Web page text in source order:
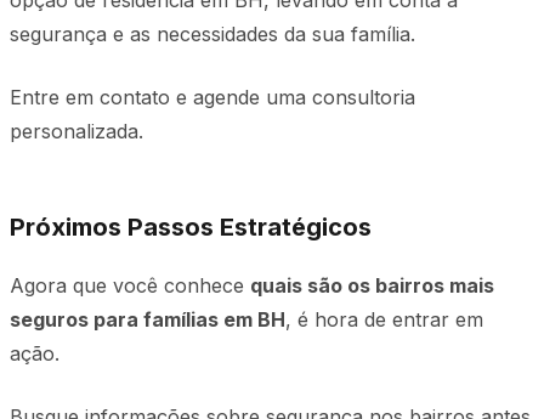
segurança e as necessidades da sua família.
Entre em contato e agende uma consultoria
personalizada.
Próximos Passos Estratégicos
Agora que você conhece quais são os bairros mais
seguros para famílias em BH, é hora de entrar em
ação.